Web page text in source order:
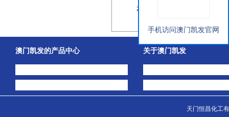
本文来自于天门恒昌化工有
手机访问澳门凯发官网
澳门凯发的产品中心 关于澳门凯发
天门恒昌化工